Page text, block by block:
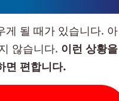
게 될 때가 있습니다. 아
않습니다. 이런 상황을
면 편합니다.